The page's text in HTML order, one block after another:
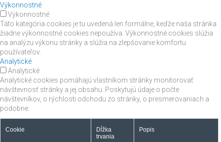
Výkonnostné
Výkonnostné
Táto kategória cookies je tu uvedená len formálne, keďže naša stránka
žiadne výkonnostné cookies nepoužíva. Výkonnostné cookies slúžia
na analýzu výkonu stránky a slúžia na zlepšovanie komfortu
používateľov.
Analytické
Analytické
Analytické cookies pomáhajú vlastníkom stránky monitorovať
návštevnosť stránky a jej obsahu. Poskytujú údaje o počte
návštevníkov, o rýchlosti odchodu zo stránky, o presmerovaniach a
podobne.
Cookie
Dĺžka
trvania
Popis